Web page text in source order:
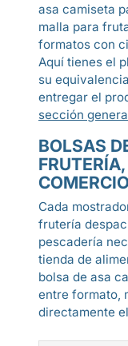
asa camiseta
malla para
formatos con
Aquí tienes el
su
entregar el
sección
BOLSAS
Cada
frutería
pescadería
tienda de
bolsa de asa
entre formato,
directamente